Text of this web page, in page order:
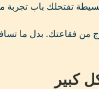
بسيطة تفتحلك باب
من فقاعتك. بدل ما